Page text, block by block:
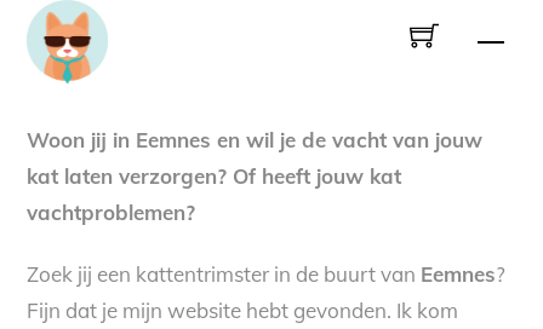
Skip
content
Woon jij in Eemnes en wil je de vacht van jouw
kat laten verzorgen? Of heeft jouw kat
vachtproblemen?
Zoek jij een kattentrimster in de buurt van Eemnes?
Fijn dat je mijn website hebt gevonden. Ik kom